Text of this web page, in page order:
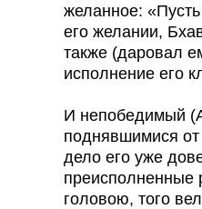
желанное:
его желании,
также (даровал
исполнение его
И непобедимый
поднявшимися от
дело его уже
преисполненные
головою, того